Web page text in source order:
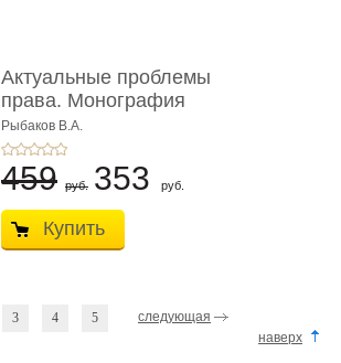
Актуальные проблемы
права. Монография
Рыбаков В.А.
459 руб. 353 руб.
Купить
3 4 5
следующая
наверх